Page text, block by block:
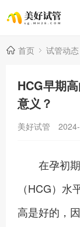
首页 试管动态
HCG早期
意义？
美好试管
在孕初期
（HCG）
高是好的，